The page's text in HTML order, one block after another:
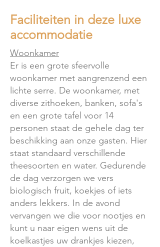
Faciliteiten in deze luxe
accommodatie
Woonkamer
Er is een grote sfeervolle
woonkamer met aangrenzend een
lichte serre. De woonkamer, met
diverse zithoeken, banken, sofa's
en een grote tafel voor 14
personen staat de gehele dag ter
beschikking aan onze gasten. Hier
staat standaard verschillende
theesoorten en water. Gedurende
de dag verzorgen we vers
biologisch fruit, koekjes of iets
anders lekkers. In de avond
vervangen we die voor nootjes en
kunt u naar eigen wens uit de
koelkastjes uw drankjes kiezen,